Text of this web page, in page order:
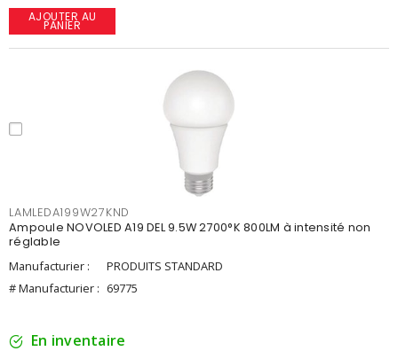
AJOUTER AU
PANIER
LAMLEDA199W27KND
Ampoule NOVOLED A19 DEL 9.5W 2700°K 800LM à intensité non
réglable
Manufacturier :
PRODUITS STANDARD
# Manufacturier : 69775
En inventaire